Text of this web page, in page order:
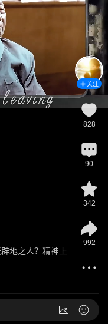
地之人？精神上
关注
828
90
342
992